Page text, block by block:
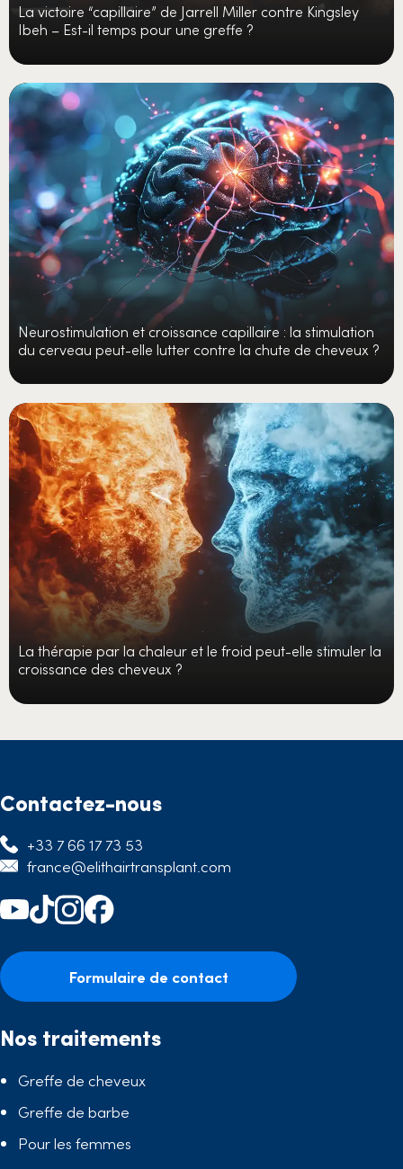
La victoire “capillaire” de Jarrell Miller contre Kingsley
Ibeh – Est-il temps pour une greffe ?
Neurostimulation et croissance capillaire : la stimulation
du cerveau peut-elle lutter contre la chute de cheveux ?
La thérapie par la chaleur et le froid peut-elle stimuler la
croissance des cheveux ?
Contactez-nous
+33 7 66 17 73 53
france@elithairtransplant.com
Formulaire de contact
Nos traitements
Greffe de cheveux
Greffe de barbe
Pour les femmes